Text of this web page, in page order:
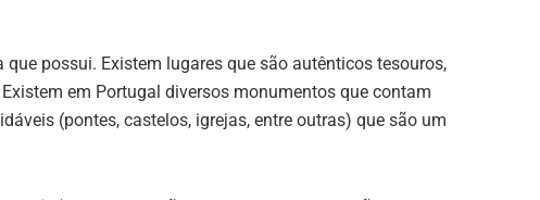
possui. Existem lugares que são autênticos tesouros,
em Portugal diversos monumentos que contam
(pontes, castelos, igrejas, entre outras) que são um